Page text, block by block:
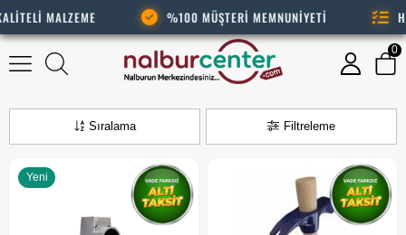
MALZEME %100 MÜŞTERİ MEMNUNİYETİ
0
Filtreleme
Sıralama
Yeni